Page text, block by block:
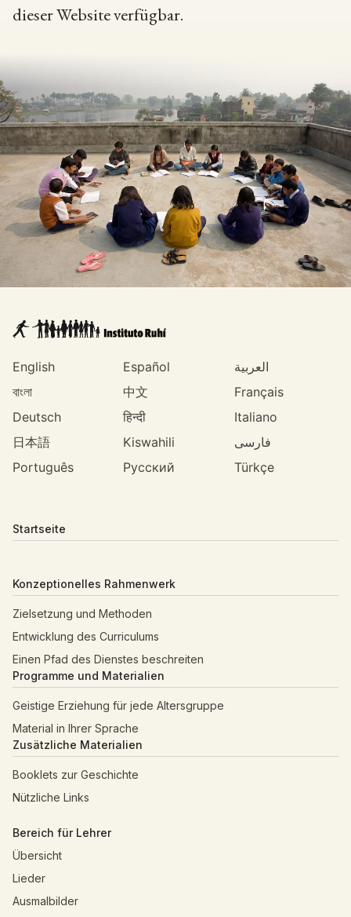
dieser Website verfügbar.
English Español
العربية
বাংলা
中文
Français
Deutsch
हिन्दी
Italiano
日本語
Kiswahili
فارسی
Português
Русский Türkçe
Startseite
Konzeptionelles Rahmenwerk
Zielsetzung und Methoden
Entwicklung des Curriculums
Einen Pfad des Dienstes beschreiten
Programme und Materialien
Geistige Erziehung für jede Altersgruppe
Material in Ihrer Sprache
Zusätzliche Materialien
Booklets zur Geschichte
Nützliche Links
Bereich für Lehrer
Übersicht
Lieder
Ausmalbilder